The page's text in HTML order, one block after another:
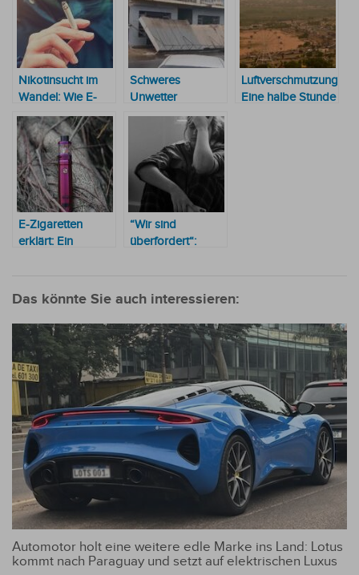
Nikotinsucht im
Wandel: Wie E-
Zigaretten das
klassische
Rauchen bei
Jugendlichen
ablösen
Schweres
Unwetter
verursacht
Schäden und lässt
den Osten des
Landes im
Dunkeln liegen
Luftverschmutzung:
Eine halbe Stunde
E-Zigaretten
erklärt: Ein
Anfänger
“Wir sind
überfordert“:
sozialem
bei Jugendlichen
Das könnte Sie auch interessieren:
Automotor holt eine weitere edle Marke ins Land: Lotus
kommt nach Paraguay und setzt auf elektrischen Luxus